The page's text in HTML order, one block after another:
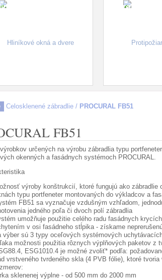
okná a dvere
pred slnkom -
prvky - Slnolamy
Celosklenené zábradlie/ PROCURAL FB51
FB51
určených na výrobu zábradlia typu
okenných a fasádnych systémoch PROCURAL.
výroby konštrukcií, ktoré fungujú ako
typu portfeneter montovaných do výkladcov a
FB51 sa vyznačuje vzdušným vzhľadom,
jedného poľa či dvoch polí zábradlia
umožňuje použitie celého radu fasádnych
v osi fasádneho stĺpika - získame
výber sú 3 typy oceľových systémových
možnosti použitia rôznych výplňových paketov z
ESG1010.4 je možné zvoliť* podľa:
vrstveného tvrdeného skla (4 PVB fólie), ktoré
sklenenej výplne - od 500 mm do 2000 mm